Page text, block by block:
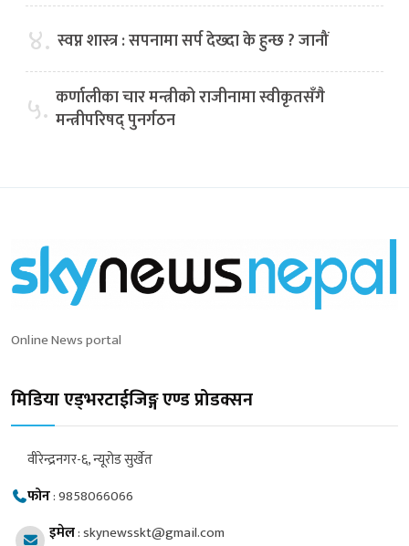
४. स्वप्न शास्त्र : सपनामा सर्प देख्दा के हुन्छ ? जानौं
५. कर्णालीका चार मन्त्रीको राजीनामा स्वीकृतसँगै
मन्त्रीपरिषद् पुनर्गठन
Online News portal
मिडिया एड्भरटाईजिङ्ग एण्ड प्रोडक्सन
वीरेन्द्रनगर-६, न्यूरोड सुर्खेत
फोन:9858066066
इमेल:skynewsskt@gmail.com